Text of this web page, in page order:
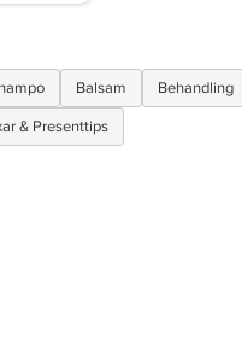
Balsam Behandling
& Presenttips